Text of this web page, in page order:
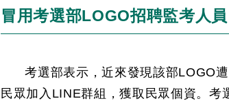
冒用考選部LOGO招聘監考人
考選部表示，近來發現該部LOGO
民眾加入LINE群組，獲取民眾個資。